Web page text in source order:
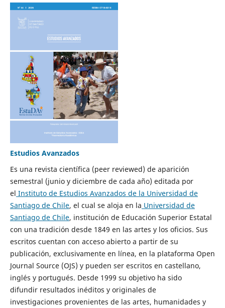
Estudios Avanzados
Es una revista científica (peer reviewed) de aparición
semestral (junio y diciembre de cada año) editada por
el Instituto de Estudios Avanzados de la Universidad de
Santiago de Chile, el cual se aloja en la Universidad de
Santiago de Chile, institución de Educación Superior Estatal
con una tradición desde 1849 en las artes y los oficios. Sus
escritos cuentan con acceso abierto a partir de su
publicación, exclusivamente en línea, en la plataforma Open
Journal Source (OJS) y pueden ser escritos en castellano,
inglés y portugués. Desde 1999 su objetivo ha sido
difundir resultados inéditos y originales de
investigaciones provenientes de las artes, humanidades y